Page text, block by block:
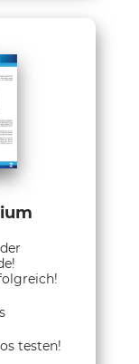
testen!